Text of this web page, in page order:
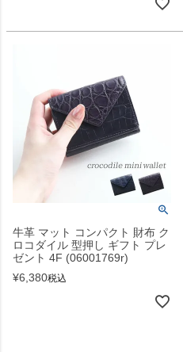
牛革 マット コンパクト 財布 ク
ロコダイル 型押し ギフト プレ
ゼント 4F (06001769r)
¥6,380税込